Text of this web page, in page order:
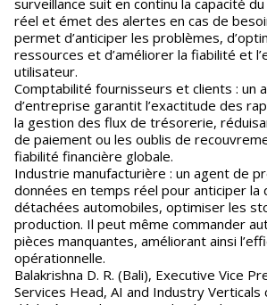
surveillance suit en continu la capacité
réel et émet des alertes en cas de
permet d’anticiper les problèmes,
ressources et d’améliorer la fiabilité et
utilisateur.
Comptabilité fournisseurs et clients : un
d’entreprise garantit l’exactitude des
la gestion des flux de trésorerie,
de paiement ou les oublis de
fiabilité financière globale.
Industrie manufacturière : un agent de
données en temps réel pour anticiper la
détachées automobiles, optimiser les
production. Il peut même commander
pièces manquantes, améliorant ainsi
opérationnelle.
Balakrishna D. R. (Bali), Executive Vice
Services Head, AI and Industry Verticals